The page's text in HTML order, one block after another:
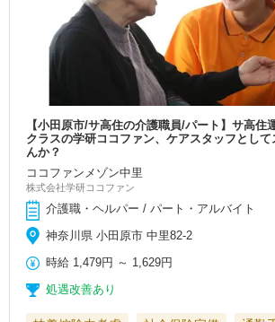
【小田原市/サ高住の介護職員/パート】サ高住
クラスの学研ココファン、ケアスタッフとし
んか？
ココファンメゾン中里
株式会社学研ココファン
介護職・ヘルパー / パート・アルバイト
神奈川県 小田原市 中里82-2
時給 1,479円 ～ 1,629円
処遇改善あり